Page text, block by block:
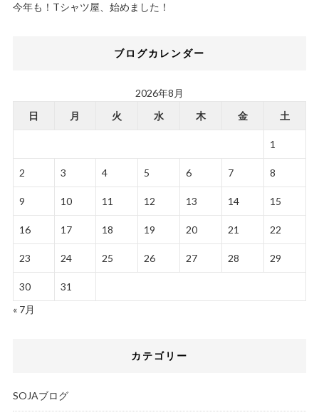
今年も！Tシャツ屋、始めました！
ブログカレンダー
2026年8月
日
月 火 水 木 金 土
1
2 3 4 5 6 7 8
9 10 11 12 13 14 15
16 17 18 19 20 21 22
23 24 25 26 27 28 29
30
31
« 7月
カテゴリー
SOJAブログ